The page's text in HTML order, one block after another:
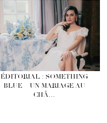
ÉDITORIAL : SOMETHING
BLUE – UN MARIAGE AU
CHÂ…